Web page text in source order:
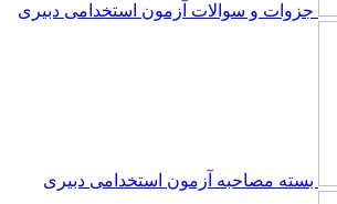
جزوات و سوالات آزمون استخدامی دبیری
بسته مصاحبه آزمون استخدامی دبیری